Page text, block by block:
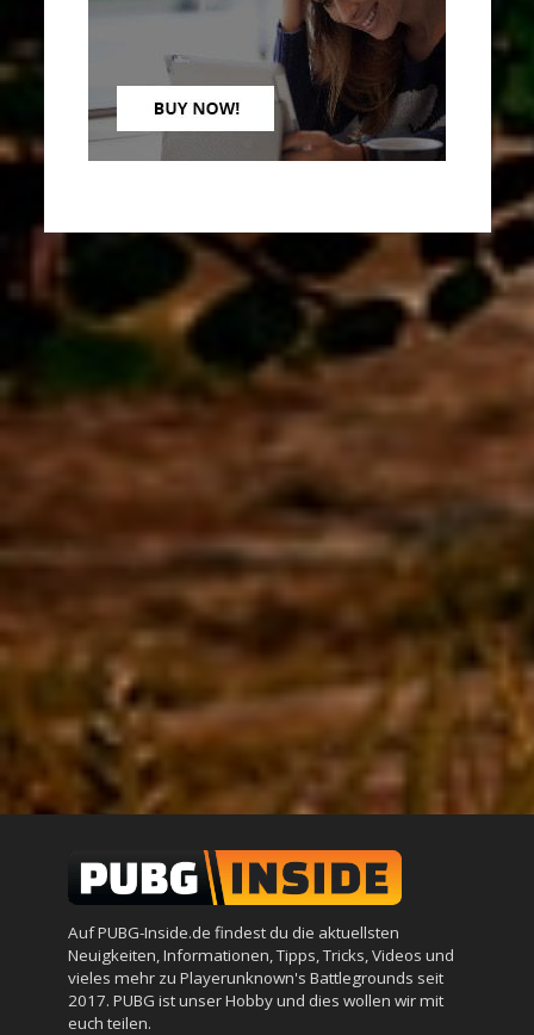
Auf PUBG-Inside.de findest du die aktuellsten
Neuigkeiten, Informationen, Tipps, Tricks, Videos und
vieles mehr zu Playerunknown's Battlegrounds seit
2017. PUBG ist unser Hobby und dies wollen wir mit
euch teilen.